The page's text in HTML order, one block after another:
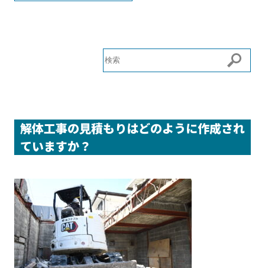
解体工事の見積もりはどのように作成され
ていますか？